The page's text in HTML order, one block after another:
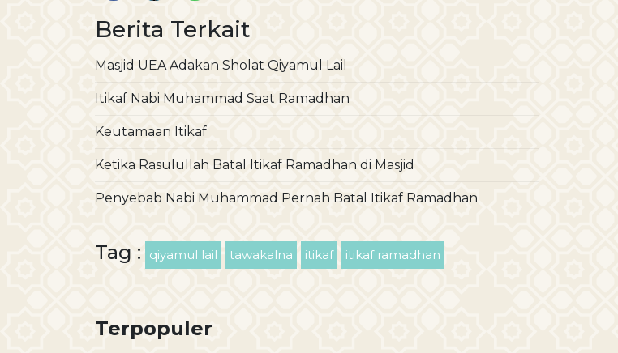
Berita Terkait
Masjid UEA Adakan Sholat Qiyamul Lail
Itikaf Nabi Muhammad Saat Ramadhan
Keutamaan Itikaf
Ketika Rasulullah Batal Itikaf Ramadhan di Masjid
Penyebab Nabi Muhammad Pernah Batal Itikaf Ramadhan
Tag : qiyamul lail tawakalna itikaf itikaf ramadhan
Terpopuler